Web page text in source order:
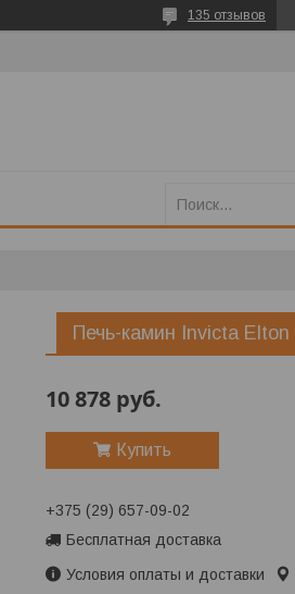
135 отзывов
Печь-камин Invicta Elton
10 878 руб.
Купить
+375 (29) 657-09-02
Бесплатная доставка
Условия оплаты и доставки